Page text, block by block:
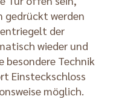
gedrückt werden
der
wieder und
besondere Technik
Einsteckschloss
möglich.